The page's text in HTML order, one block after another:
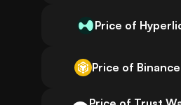
Price of
Price of Binance